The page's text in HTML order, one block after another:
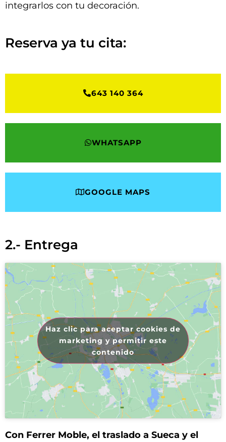
integrarlos con tu decoración.
Reserva ya tu cita:
643 140 364
WHATSAPP
GOOGLE MAPS
2.- Entrega
Haz clic para aceptar cookies de
marketing y permitir este
contenido
Con Ferrer Moble, el traslado a Sueca y el